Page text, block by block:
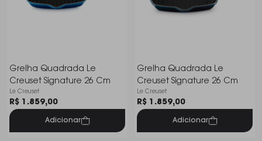
Grelha Quadrada Le
Creuset Signature 26 Cm
Le Creuset
R$ 1.859,00
Adicionar
Grelha Quadrada Le
Creuset Signature 26 Cm
Le Creuset
R$ 1.859,00
Adicionar